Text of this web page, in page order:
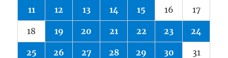
11 12 13 14 15 16 17
18 19 20 21 22 23 24
25 26 27 28 29 30 31